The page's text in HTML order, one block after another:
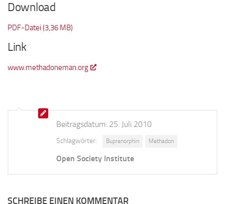
Download
PDF-Datei (3,36 MB)
Link
www.methadoneman.org
Beitragsdatum: 25. Juli 2010
Schlagwörter: Buprenorphin Methadon
Open Society Institute
SCHREIBE EINEN KOMMENTAR